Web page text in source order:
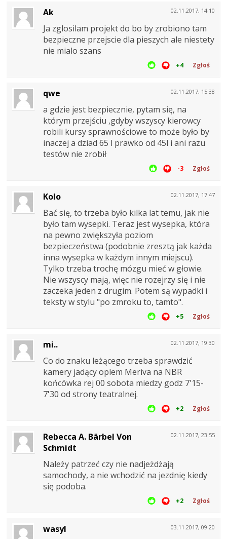
02.11.2017, 14:10
Ak
Ja zglosilam projekt do bo by zrobiono tam
bezpieczne przejscie dla pieszych ale niestety
nie mialo szans
+4 Zgłoś
02.11.2017, 15:38
qwe
a gdzie jest bezpiecznie, pytam się, na
którym przejściu ,gdyby wszyscy kierowcy
robili kursy sprawnościowe to może było by
inaczej a dziad 65 l prawko od 45l i ani razu
testów nie zrobił
-3 Zgłoś
02.11.2017, 17:47
Kolo
Bać się, to trzeba było kilka lat temu, jak nie
było tam wysepki. Teraz jest wysepka, która
na pewno zwiększyła poziom
bezpieczeństwa (podobnie zresztą jak każda
inna wysepka w każdym innym miejscu).
Tylko trzeba trochę mózgu mieć w głowie.
Nie wszyscy mają, więc nie rozejrzy się i nie
zaczeka jeden z drugim. Potem są wypadki i
teksty w stylu "po zmroku to, tamto".
+5 Zgłoś
02.11.2017, 19:30
mi..
Co do znaku leżącego trzeba sprawdzić
kamery jadący oplem Meriva na NBR
końcówka rej 00 sobota miedzy godz 7'15-
7'30 od strony teatralnej.
+2 Zgłoś
02.11.2017, 23:55
Rebecca A. Bärbel Von
Schmidt
Należy patrzeć czy nie nadjeżdżają
samochody, a nie wchodzić na jezdnię kiedy
się podoba.
+2 Zgłoś
03.11.2017, 09:20
wasyl